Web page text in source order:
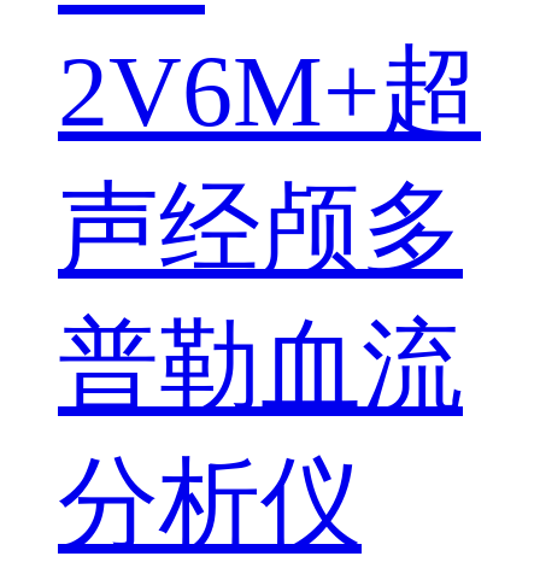
2V6M+超
声经颅多
普勒血流
分析仪